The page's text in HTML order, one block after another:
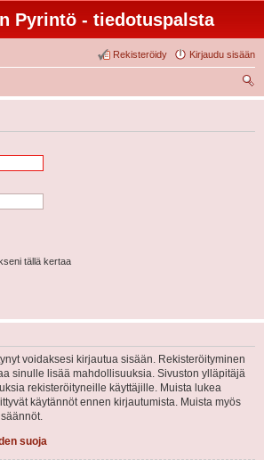
Pyrintö - tiedotuspalsta
Kirjaudu sisään
Rekisteröidy
tsi
tällä kertaa
voidaksesi kirjautua sisään. Rekisteröityminen
sinulle lisää mahdollisuuksia. Sivuston ylläpitäjä
rekisteröityneille käyttäjille. Muista lukea
käytännöt ennen kirjautumista. Muista myös
suoja